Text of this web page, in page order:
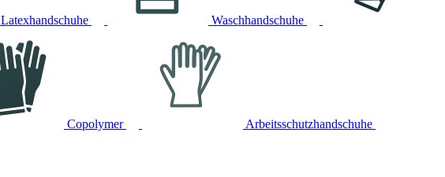
Latexhandschuhe Waschhandschuhe
Copolymer Arbeitsschutzhandschuhe